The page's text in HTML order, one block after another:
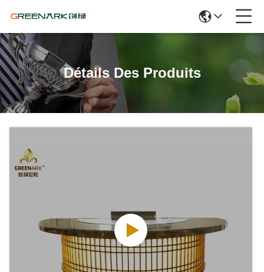
Détails Des Produits